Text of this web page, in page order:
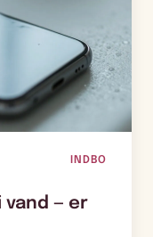
INDBO
— er